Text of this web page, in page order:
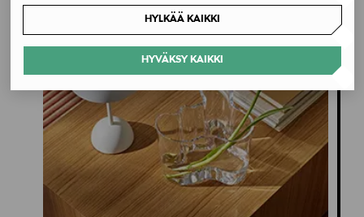
HYLKÄÄ KAIKKI
HYVÄKSY KAIKKI
Valmistajan osoite
Annankatu 25, 00100 Helsinki, Finland
Digitaalinen osoite
customerservice@vepsalainen.com
Inspiroidu